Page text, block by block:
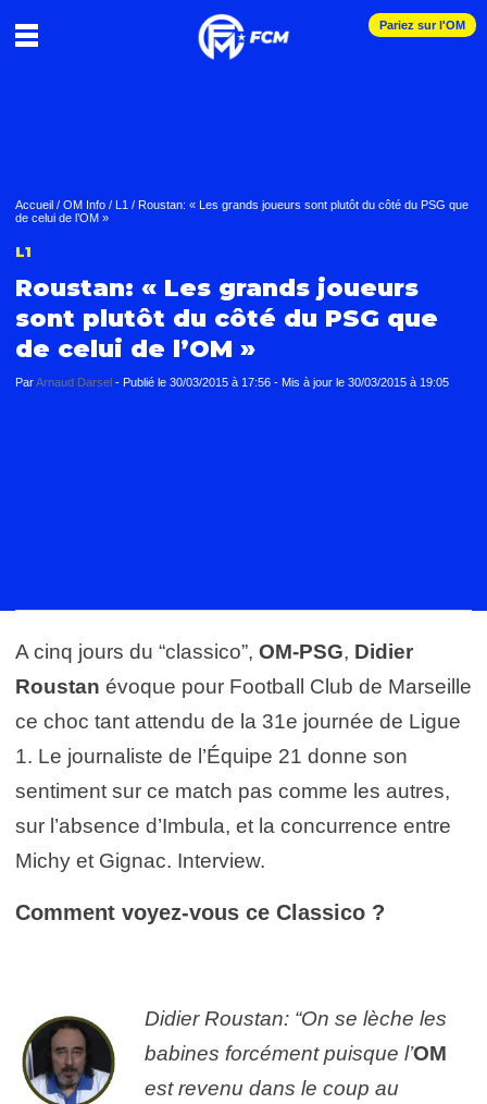
Pariez sur l'OM
Accueil / OM Info / L1 / Roustan: « Les grands joueurs sont plutôt du côté du PSG que
de celui de l’OM »
L1
Roustan: « Les grands joueurs
sont plutôt du côté du PSG que
de celui de l’OM »
ParArnaud Darsel - Publié le 30/03/2015 à 17:56 - Mis à jour le 30/03/2015 à 19:05
A cinq jours du “classico”, OM-PSG, Didier
Roustan évoque pour Football Club de Marseille
ce choc tant attendu de la 31e journée de Ligue
1. Le journaliste de l’Équipe 21 donne son
sentiment sur ce match pas comme les autres,
sur l’absence d’Imbula, et la concurrence entre
Michy et Gignac. Interview.
Comment voyez-vous ce Classico ?
Didier Roustan: “On se lèche les
babines forcément puisque l’OM
est revenu dans le coup au